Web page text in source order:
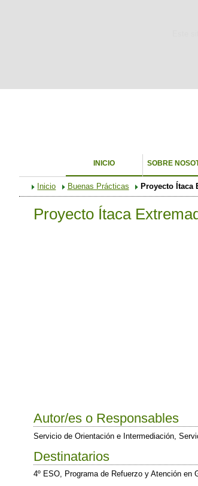
Este
INICIO SOBRE
Inicio Buenas Prácticas Proyecto Ítaca
Proyecto Ítaca
Autor/es o Responsables
Servicio de Orientación e Intermediación,
Destinatarios
4º ESO, Programa de Refuerzo y Atención